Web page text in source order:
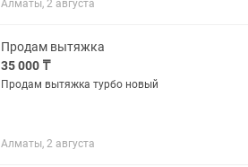
Алматы, 2 августа
Продам вытяжка
35 000 ₸
Продам вытяжка турбо новый
Алматы, 2 августа